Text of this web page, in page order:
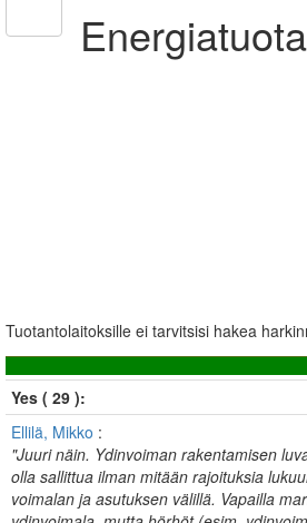
Tuotantolaitoksille ei tarvitsisi hakea
Yes ( 29 ):
Ellilä, Mikko :
"Juuri näin. Ydinvoiman rakentamisen
olla sallittua ilman mitään rajoituksia
voimalan ja asutuksen välillä. Vapailla